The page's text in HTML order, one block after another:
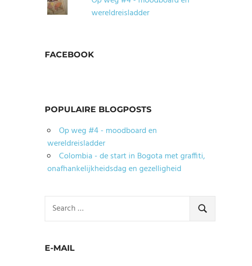
wereldreisladder
FACEBOOK
POPULAIRE BLOGPOSTS
Op weg #4 - moodboard en
wereldreisladder
Colombia - de start in Bogota met graffiti,
onafhankelijkheidsdag en gezelligheid
for:
SEARCH
E-MAIL